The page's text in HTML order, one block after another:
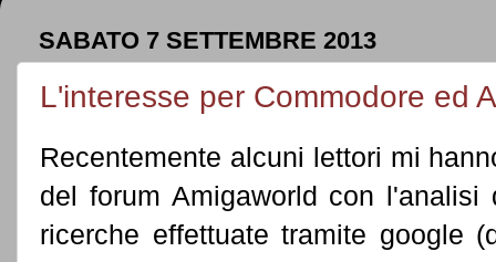
SABATO 7 SETTEMBRE 2013
L'interesse per Commodore ed
Recentemente alcuni lettori mi
del forum Amigaworld con
ricerche effettuate tramite google